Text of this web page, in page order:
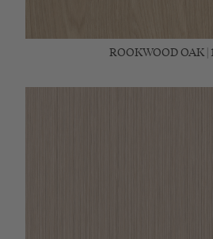
ROOKWOOD OAK |